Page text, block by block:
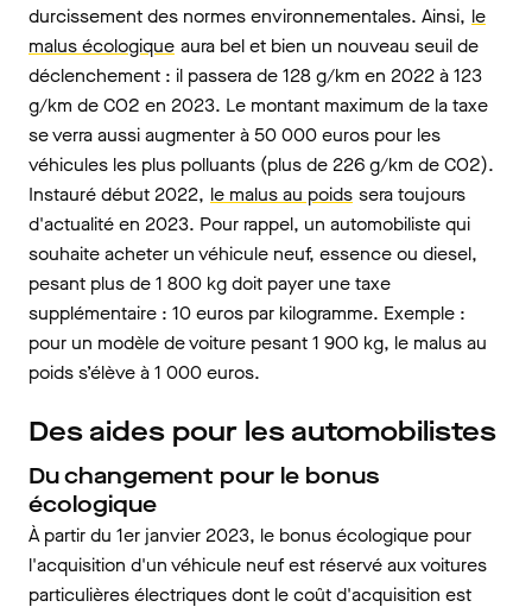
durcissement des normes environnementales. Ainsi, le
malus écologique aura bel et bien un nouveau seuil de
déclenchement : il passera de 128 g/km en 2022 à 123
g/km de CO2 en 2023. Le montant maximum de la taxe
se verra aussi augmenter à 50 000 euros pour les
véhicules les plus polluants (plus de 226 g/km de CO2).
Instauré début 2022, le malus au poids sera toujours
d'actualité en 2023. Pour rappel, un automobiliste qui
souhaite acheter un véhicule neuf, essence ou diesel,
pesant plus de 1 800 kg doit payer une taxe
supplémentaire : 10 euros par kilogramme. Exemple :
pour un modèle de voiture pesant 1 900 kg, le malus au
poids s’élève à 1 000 euros.
Des aides pour les automobilistes
Du changement pour le bonus
écologique
À partir du 1er janvier 2023, le bonus écologique pour
l'acquisition d'un véhicule neuf est réservé aux voitures
particulières électriques dont le coût d'acquisition est